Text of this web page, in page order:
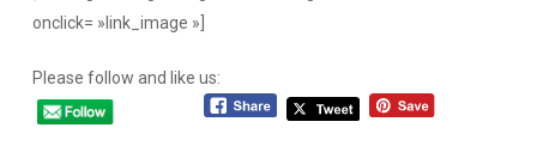
onclick= »link_image »]
Please follow and like us: